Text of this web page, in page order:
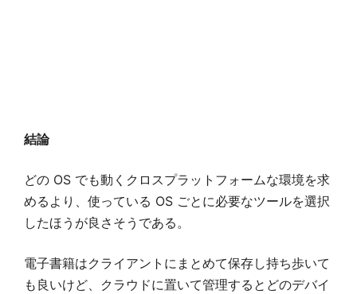
結論
どの OS でも動くクロスプラットフォームな環境を求
めるより、使っている OS ごとに必要なツールを選択
したほうが良さそうである。
電子書籍はクライアントにまとめて保存し持ち歩いて
も良いけど、クラウドに置いて管理するとどのデバイ